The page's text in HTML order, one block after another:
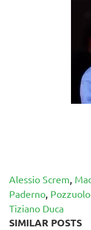
Alessio Screm,
Paderno,
Tiziano Duca
SIMILAR POSTS